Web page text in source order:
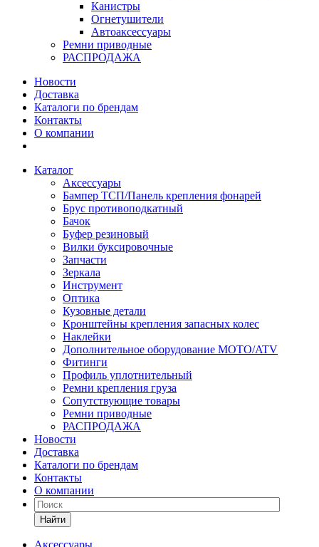
Канистры
Огнетушители
Автоаксессуары
Ремни приводные
РАСПРОДАЖА
Новости
Доставка
Каталоги по брендам
Контакты
О компании
Каталог
Аксессуары
Бампер ТСП/Панель крепления фонарей
Брус противоподкатный
Бачок
Буфер резиновый
Вилки буксировочные
Запчасти
Зеркала
Инструмент
Оптика
Кузовные детали
Кронштейны крепления запасных колес
Наклейки
Дополнительное оборудование MOTO/ATV
Фитинги
Профиль уплотнительный
Ремни крепления груза
Сопутствующие товары
Ремни приводные
РАСПРОДАЖА
Новости
Доставка
Каталоги по брендам
Контакты
О компании
Найти
Аксессуары